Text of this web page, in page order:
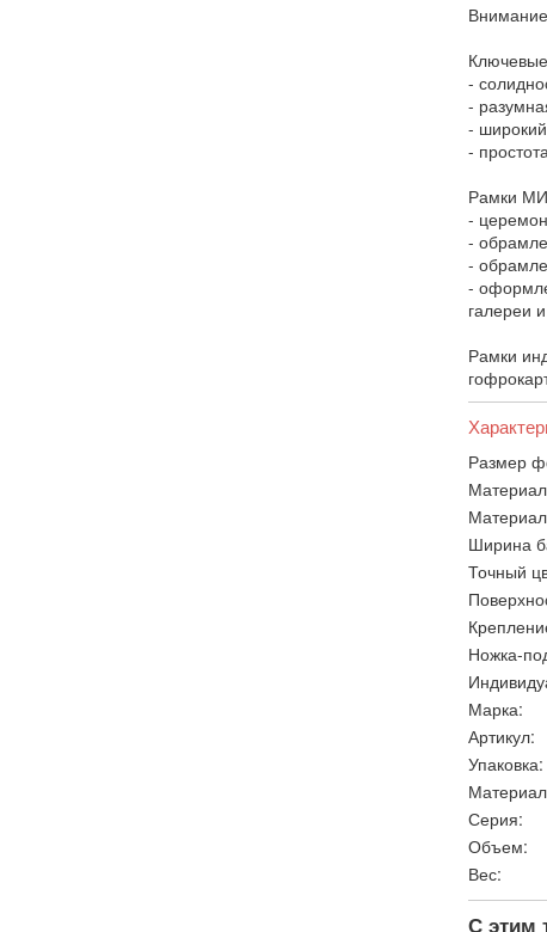
-
-
-
-
Рамки
-
-
-
-
галереи
Рамки
Размер
Ширина
Точный
Ножка-
Марка:
Артикул:
Упаковка:
Серия:
Объем:
Вес:
С этим